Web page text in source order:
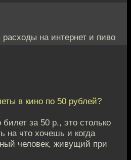
на интернет и пиво
в кино по 50 рублей?
билет за 50 р., это столько
на что хочешь и когда
человек, живущий при